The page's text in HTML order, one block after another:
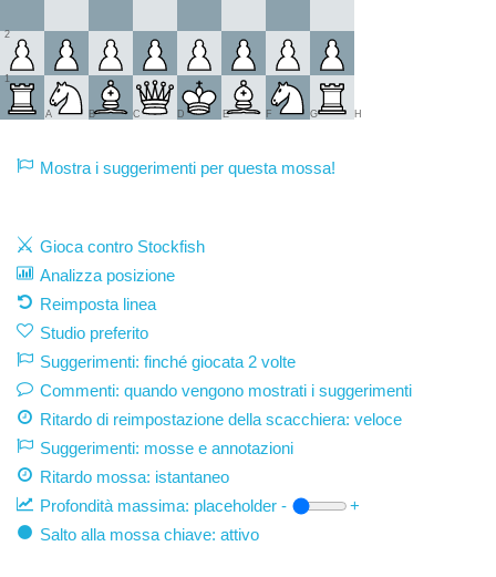
1
2
A B C D E F G H
Mostra i suggerimenti per questa mossa!
Gioca contro Stockfish
Analizza posizione
Reimposta linea
Studio preferito
Suggerimenti: finché giocata 2 volte
Commenti: quando vengono mostrati i suggerimenti
Ritardo di reimpostazione della scacchiera: veloce
Suggerimenti: mosse e annotazioni
Ritardo mossa: istantaneo
Profondità massima: placeholder -
+
Salto alla mossa chiave: attivo